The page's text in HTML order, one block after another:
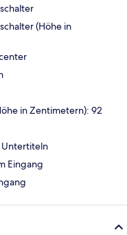
(Höhe in
in Zentimetern): 92
Untertiteln
Eingang